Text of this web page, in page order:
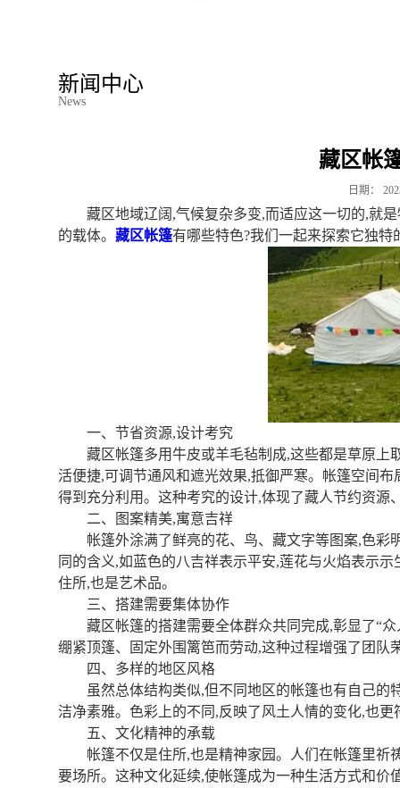
新闻中心
News
藏区帐
日期：
藏区地域辽阔,气候复杂多变,而适应这一切的,就
的载体。 藏区帐篷有哪些特色?我们一起来探索它独特
一、节省资源,设计考究
藏区帐篷多用牛皮或羊毛毡制成,这些都是草原上
活便捷,可调节通风和遮光效果,抵御严寒。帐篷空间
得到充分利用。这种考究的设计,体现了藏人节约资源
二、图案精美,寓意吉祥
帐篷外涂满了鲜亮的花、鸟、藏文字等图案,色
同的含义,如蓝色的八吉祥表示平安,莲花与火焰表示
住所,也是艺术品。
三、搭建需要集体协作
藏区帐篷的搭建需要全体群众共同完成,彰显了“
绷紧顶篷、固定外围篱笆而劳动,这种过程增强了团
四、多样的地区风格
虽然总体结构类似,但不同地区的帐篷也有自己
洁净素雅。色彩上的不同,反映了风土人情的变化,也
五、文化精神的承载
帐篷不仅是住所,也是精神家园。人们在帐篷里
要场所。这种文化延续,使帐篷成为一种生活方式和价